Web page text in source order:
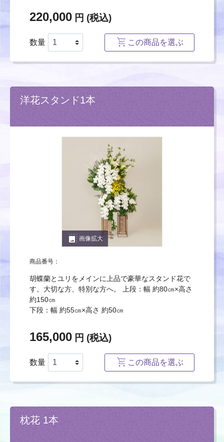
220,000 円 (税込)
数量 この商品を選ぶ
洋花スタンド1本
photo_size_select_large 画像拡大
商品番号：
胡蝶蘭とユリをメインに上品で豪華なスタンド花で
す。大切な方、特別な方へ。 上段：幅 約80㎝×高さ
約150㎝
下段：幅 約55㎝×高さ 約50㎝
165,000 円 (税込)
数量 この商品を選ぶ
枕花 1本